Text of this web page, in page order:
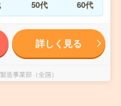
50代 60代
詳しく見る
事業部（全国）